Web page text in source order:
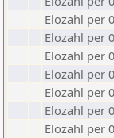
Elozahl per
Elozahl per
Elozahl per
Elozahl per
Elozahl per
Elozahl per
Elozahl per